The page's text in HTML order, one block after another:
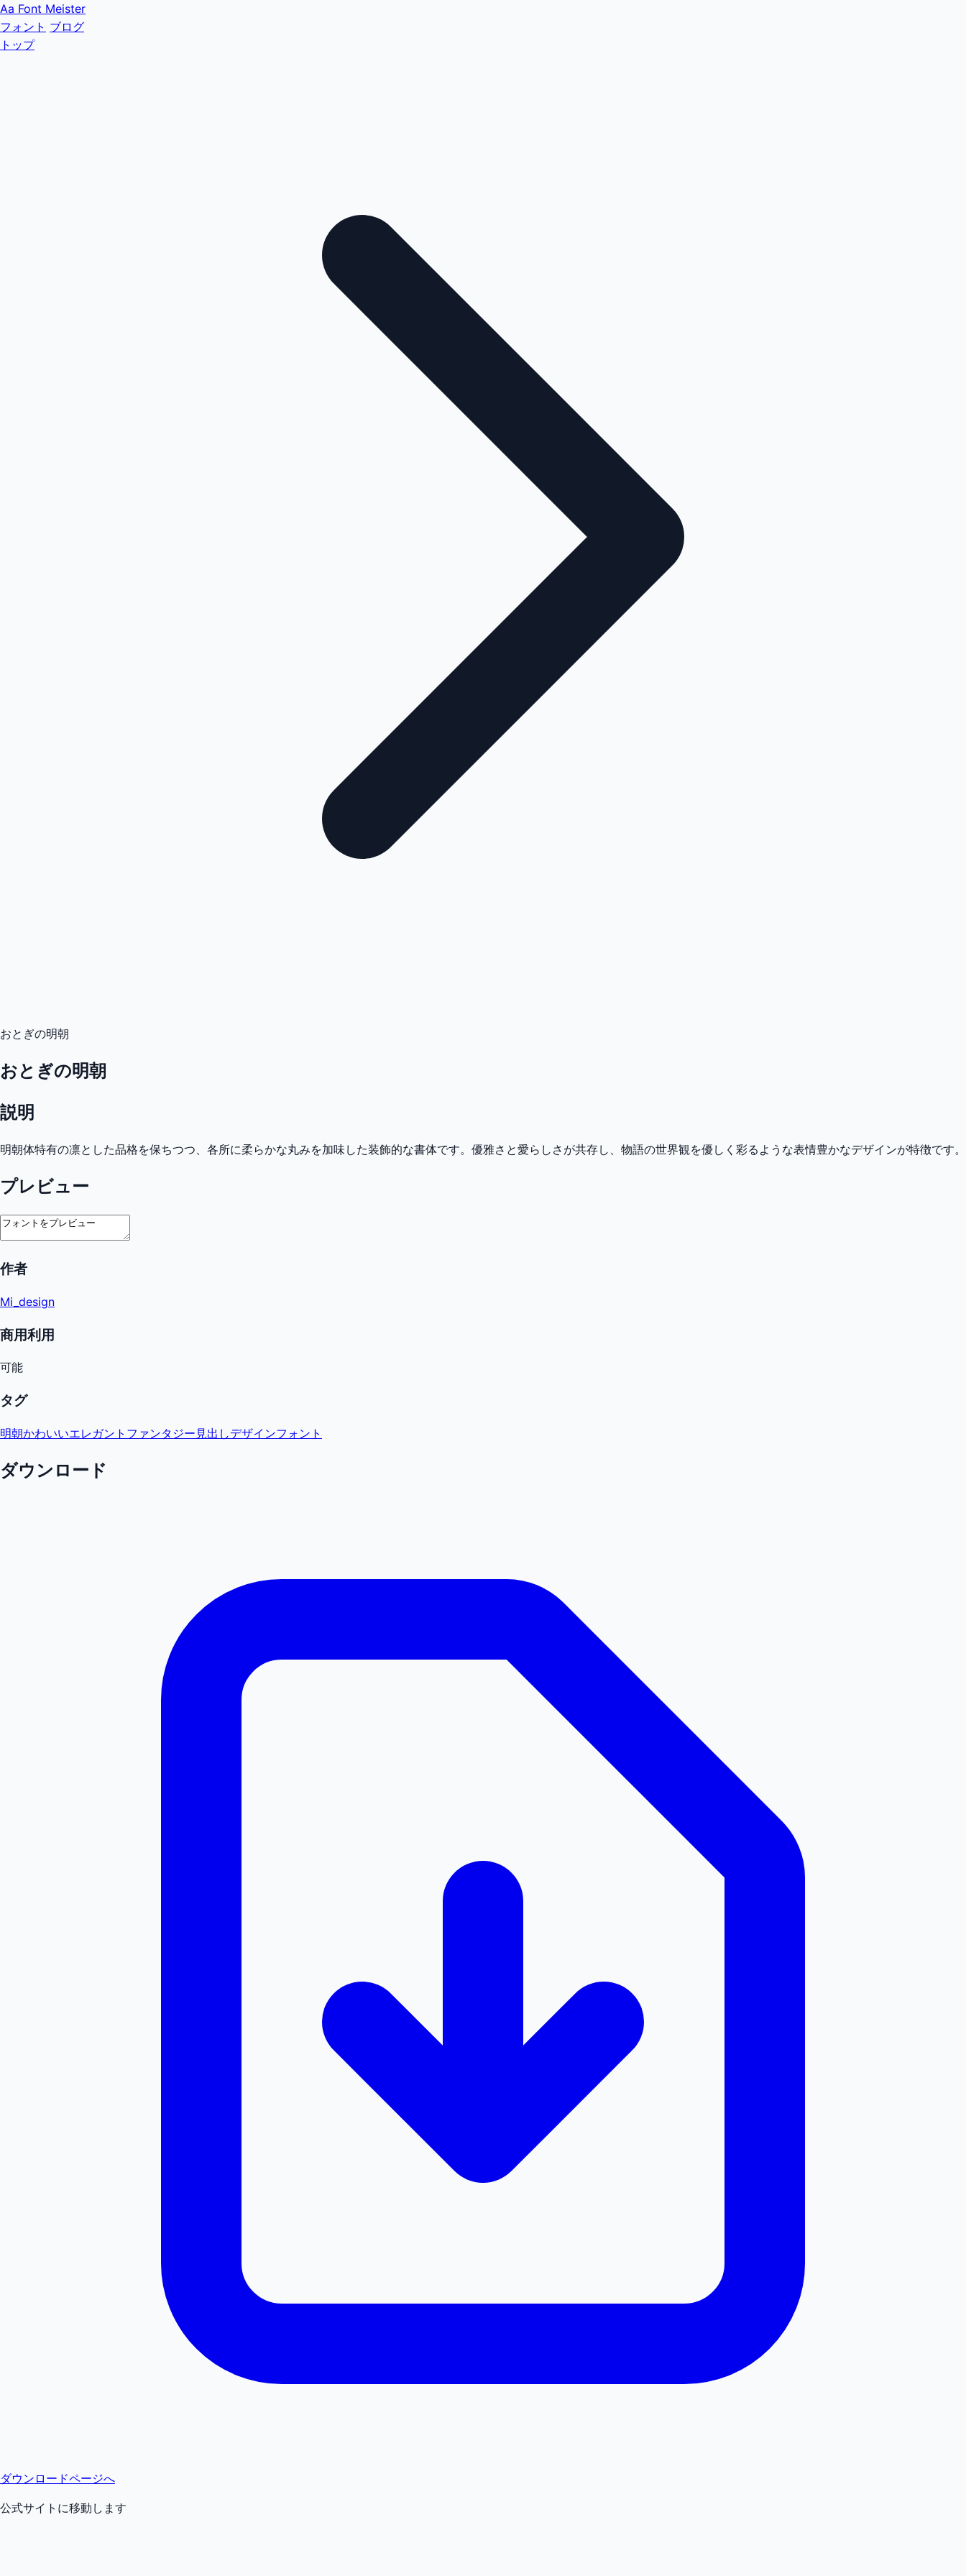
Aa Font Meister
フォント ブログ
トップ
おとぎの明朝
おとぎの明朝
説明
明朝体特有の凛とした品格を保ちつつ、各所に柔らかな丸みを加味した装飾的な書体です。優雅さと愛らしさが共存し、物語の世界観を優しく彩るような表情豊かなデザインが特徴です。
プレビュー
作者
Mi_design
商用利用
可能
タグ
明朝かわいいエレガント ファンタジー 見出しデザインフォント
ダウンロード
ダウンロードページへ
公式サイトに移動します